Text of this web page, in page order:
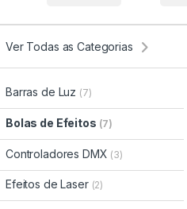
Ver Todas as Categorias
Barras de Luz (7)
Bolas de Efeitos (7)
Controladores DMX (3)
Efeitos de Laser (2)